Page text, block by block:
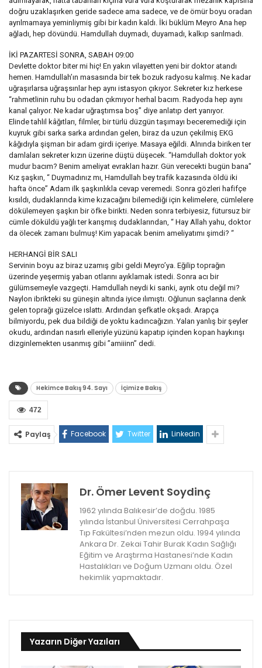
doğru uzaklaşırken geride sadece ama sadece, ve de ömür boyu oradan
ayrılmamaya yeminliymiş gibi bir kadın kaldı. İki büklüm Meyro Ana hep
ağladı, hep dövündü. Hamdullah duymadı, duyamadı, kalkıp sarılmadı.
İKİ PAZARTESİ SONRA, SABAH 09:00
Devlette doktor biter mi hiç! En yakın vilayetten yeni bir doktor atandı
hemen. Hamdullah’ın masasında bir tek bozuk radyosu kalmış. Ne kadar
uğraşırlarsa uğraşsınlar hep aynı istasyon çıkıyor. Sekreter kız herkese
“rahmetlinin ruhu bu odadan çıkmıyor herhal bacım. Radyoda hep aynı
kanal çalıyor. Ne kadar uğraştımsa boş” diye anlatıp dert yanıyor.
Elinde tahlil kâğıtları, filmler, bir türlü düzgün taşımayı beceremediği için
kuyruk gibi sarka sarka ardından gelen, biraz da uzun çekilmiş EKG
kâğıdıyla şişman bir adam girdi içeriye. Masaya eğildi. Alnında biriken ter
damlaları sekreter kızın üzerine düştü düşecek. “Hamdullah doktor yok
mudur bacım? Benim ameliyat evrakları hazır. Gün verecekti bugün bana”
Kız şaşkın, “ Duymadınız mı, Hamdullah bey trafik kazasında öldü iki
hafta önce” Adam ilk şaşkınlıkla cevap veremedi. Sonra gözleri hafifçe
kısıldı, dudaklarında kime kızacağını bilemediği için kelimelere, cümlelere
dökülemeyen şaşkın bir öfke birikti. Neden sonra terbiyesiz, fütursuz bir
cümle döküldü yağlı ter karışmış dudaklarından, “ Hay Allah yahu, doktor
da ölecek zamanı bulmuş! Kim yapacak benim ameliyatımı şimdi? “
HERHANGİ BİR SALI
Servinin boyu az biraz uzamış gibi geldi Meyro’ya. Eğilip toprağın
üzerinde yeşermiş yaban otlarını ayıklamak istedi. Sonra acı bir
gülümsemeyle vazgeçti. Hamdullah neydi ki sanki, ayrık otu değil mi?
Naylon ibrikteki su güneşin altında iyice ılımıştı. Oğlunun saçlarına denk
gelen toprağı güzelce ıslattı. Ardından şefkatle okşadı. Arapça
bilmiyordu, pek dua bildiği de yoktu kadıncağızın. Yalan yanlış bir şeyler
okudu, ardından nasırlı elleriyle yüzünü kapatıp içinden kopan haykırışı
dizginlemekten usanmış gibi ”amiiinn” dedi.
Hekimce Bakış 94. Sayı İçimize Bakış
472
Paylaş Facebook Twitter Linkedin
Dr. Ömer Levent Soydinç
1962 yılında Balıkesir’de doğdu. 1985
yılında İstanbul Üniversitesi Cerrahpaşa
Tıp Fakültesi’nden mezun oldu. 1994 yılında
Ankara Dr. Zekai Tahir Burak Kadın Sağlığı
Eğitim ve Araştırma Hastanesi’nde Kadın
Hastalıkları ve Doğum Uzmanı oldu. Özel
hekimlik yapmaktadır.
Yazarın Diğer Yazıları